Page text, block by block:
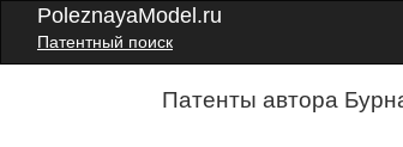
PoleznayaModel.ru
Патентный поиск
Патенты автора